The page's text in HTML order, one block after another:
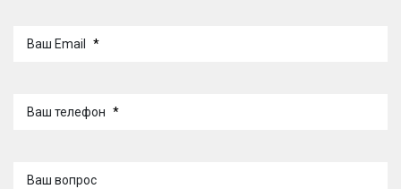
Ваш Email *
Ваш телефон *
Ваш вопрос